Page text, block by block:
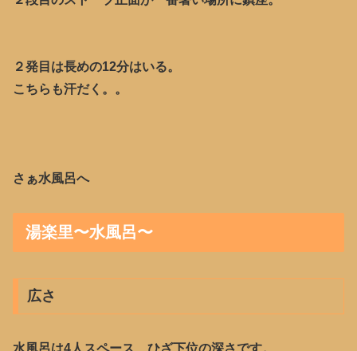
２発目は長めの12分はいる。
こちらも汗だく。。
さぁ水風呂へ
湯楽里〜水風呂〜
広さ